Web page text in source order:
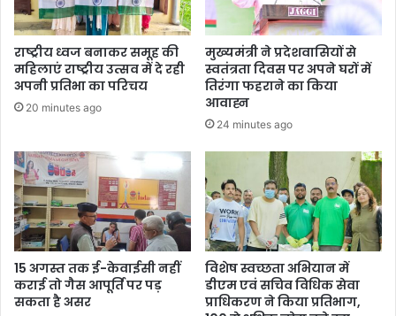
राष्ट्रीय ध्वज बनाकर समूह की
महिलाएं राष्ट्रीय उत्सव में दे रही
अपनी प्रतिभा का परिचय
20 minutes ago
मुख्यमंत्री ने प्रदेशवासियों से
स्वतंत्रता दिवस पर अपने घरों में
तिरंगा फहराने का किया
आवाह्न
24 minutes ago
15 अगस्त तक ई-केवाईसी नहीं
कराई तो गैस आपूर्ति पर पड़
सकता है असर
विशेष स्वच्छता अभियान में
डीएम एवं सचिव विधिक सेवा
प्राधिकरण ने किया प्रतिभाग,